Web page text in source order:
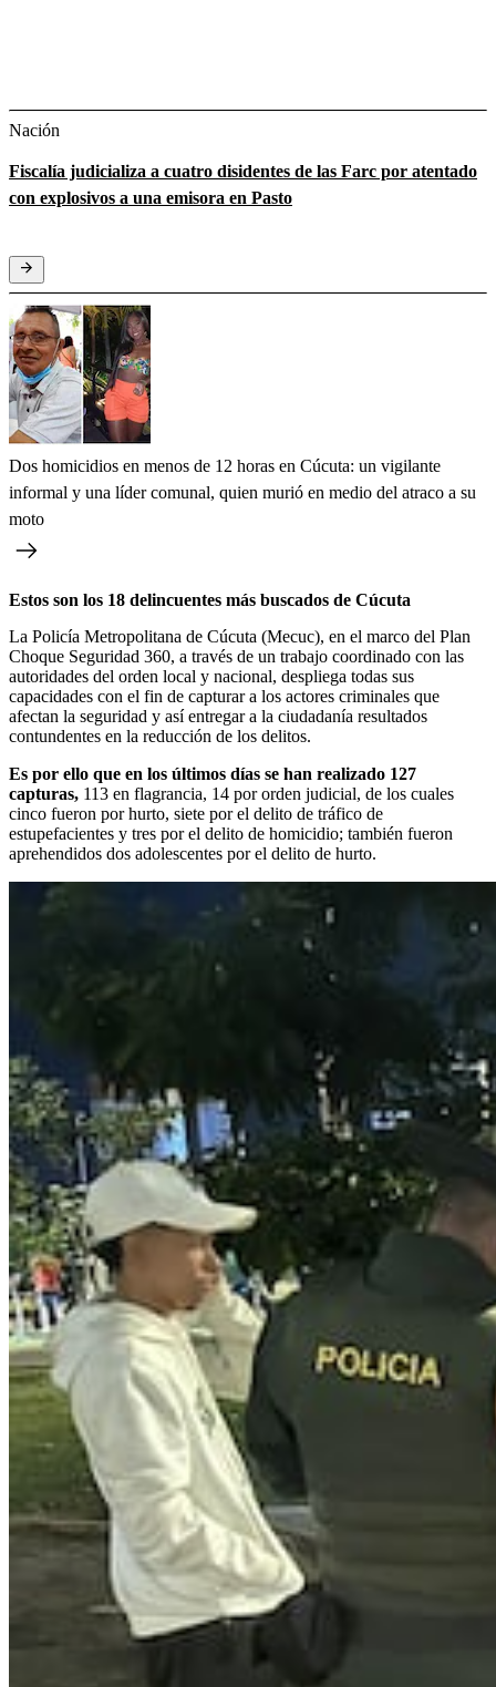
Nación
Fiscalía judicializa a cuatro disidentes de las Farc por atentado
con explosivos a una emisora en Pasto
Dos homicidios en menos de 12 horas en Cúcuta: un vigilante
informal y una líder comunal, quien murió en medio del atraco a su
moto
Estos son los 18 delincuentes más buscados de Cúcuta
La Policía Metropolitana de Cúcuta (Mecuc), en el marco del Plan
Choque Seguridad 360, a través de un trabajo coordinado con las
autoridades del orden local y nacional, despliega todas sus
capacidades con el fin de capturar a los actores criminales que
afectan la seguridad y así entregar a la ciudadanía resultados
contundentes en la reducción de los delitos.
Es por ello que en los últimos días se han realizado 127
capturas, 113 en flagrancia, 14 por orden judicial, de los cuales
cinco fueron por hurto, siete por el delito de tráfico de
estupefacientes y tres por el delito de homicidio; también fueron
aprehendidos dos adolescentes por el delito de hurto.